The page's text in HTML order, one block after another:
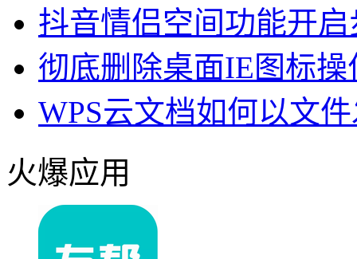
抖音情侣空间功能开
彻底删除桌面IE图标操
WPS云文档如何以文
火爆应用